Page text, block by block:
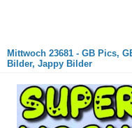
Mittwoch 23681 - GB Pics,
Bilder, Jappy Bilder